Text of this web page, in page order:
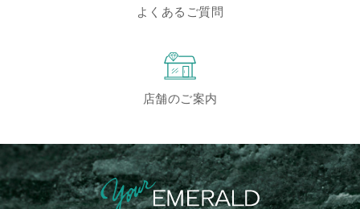
よくあるご質問
店舗のご案内